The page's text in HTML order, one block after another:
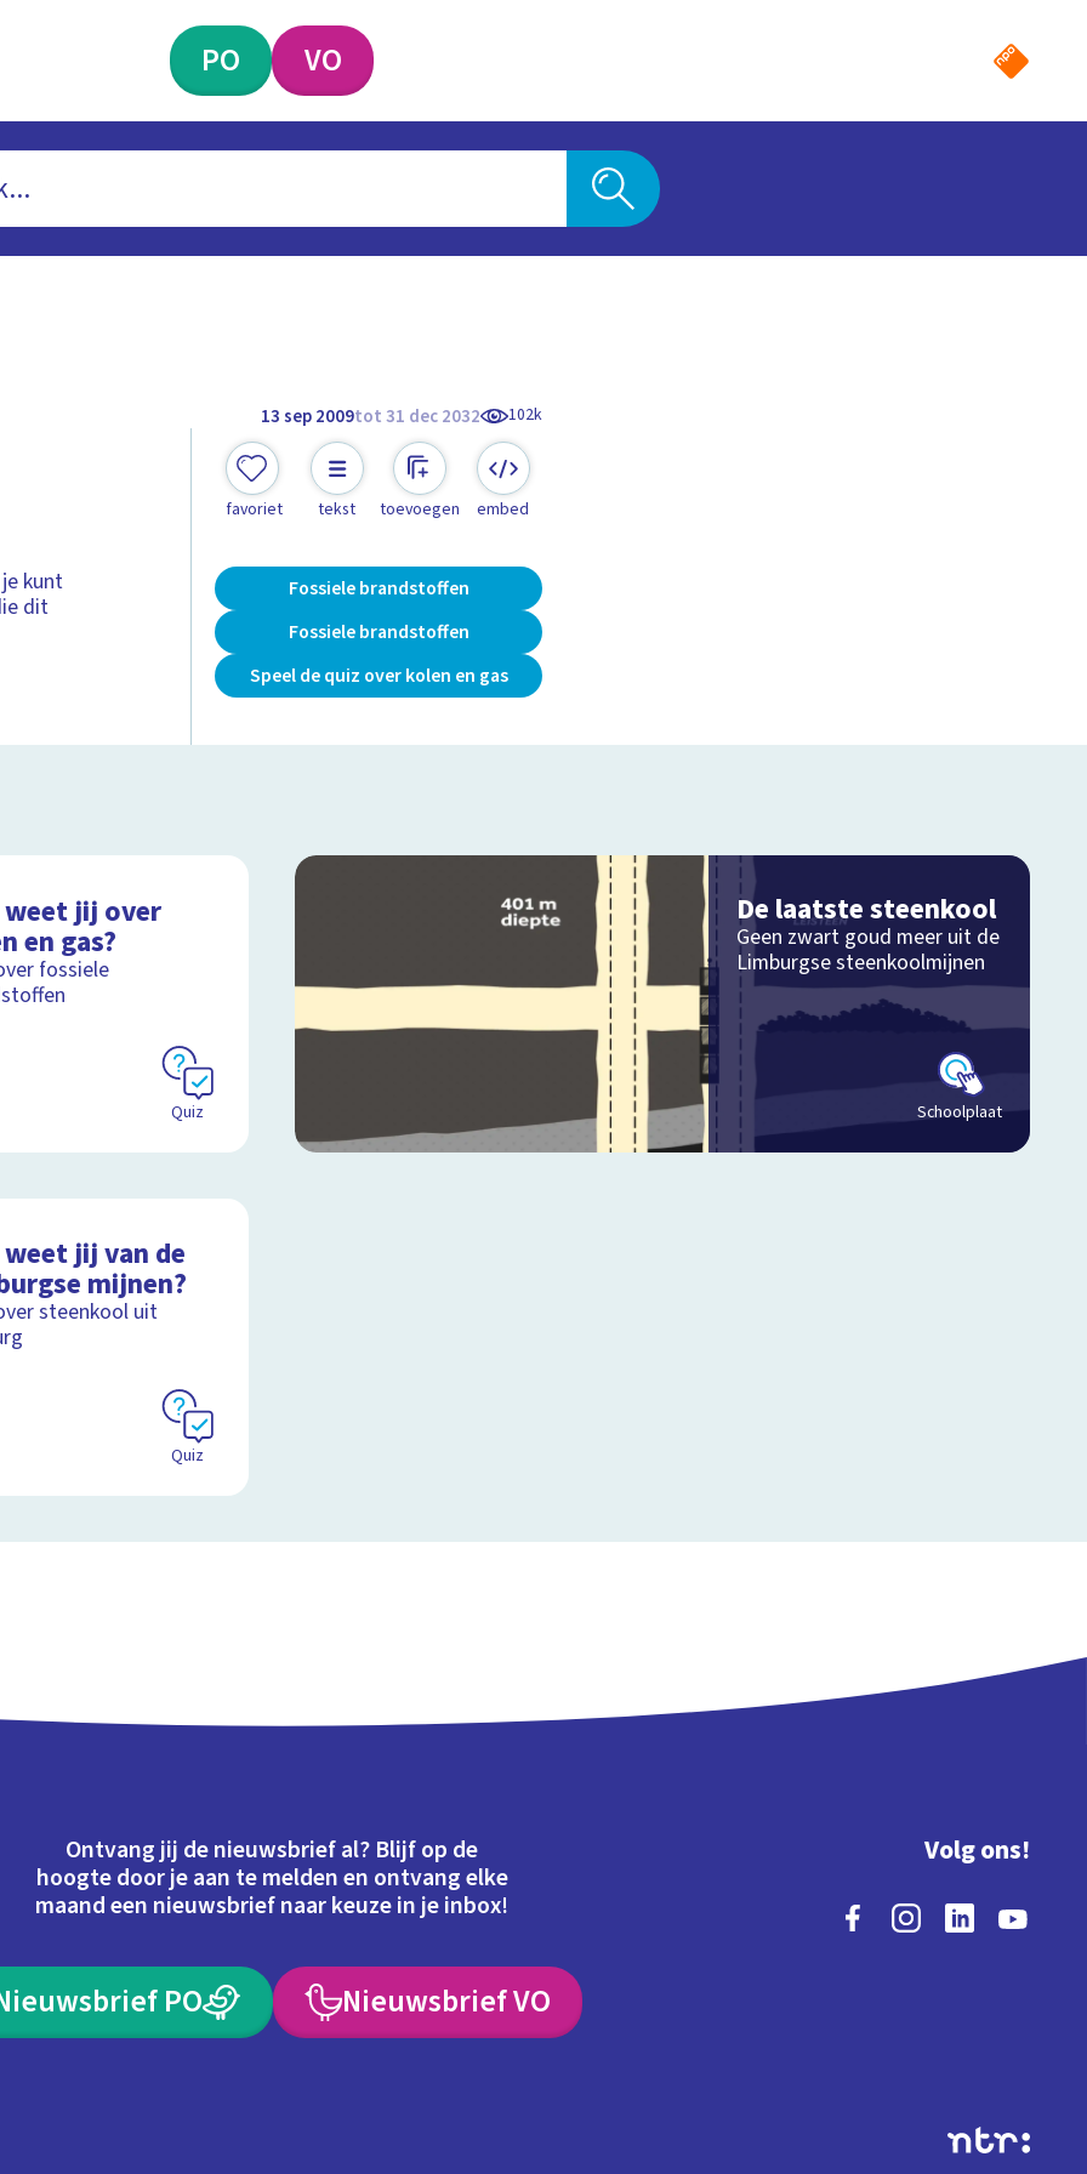
PO VO
13 sep 2009tot 31 dec 2032 102k
kunt
dit
favoriet tekst toevoegen embed
Fossiele brandstoffen
Fossiele brandstoffen
Speel de quiz over kolen en gas
weet jij over
en gas?
fossiele
Quiz
De laatste steenkool
Geen zwart goud meer uit de
Limburgse steenkoolmijnen
Schoolplaat
jij van de
mijnen?
steenkool uit
Quiz
Ontvang jij de nieuwsbrief al? Blijf op de
hoogte door je aan te melden en ontvang elke
maand een nieuwsbrief naar keuze in je inbox!
PO Nieuwsbrief VO
Volg ons!